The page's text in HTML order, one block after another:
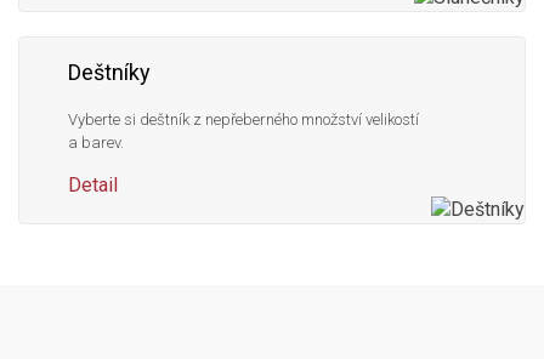
Deštníky
Vyberte si deštník z nepřeberného množství velikostí
a barev.
Detail